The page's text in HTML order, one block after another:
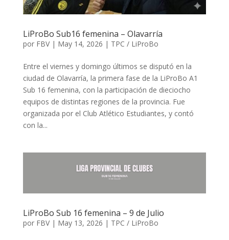
LiProBo Sub16 femenina – Olavarría
por FBV| May 14, 2026 | TPC / LiProBo
Entre el viernes y domingo últimos se disputó en la
ciudad de Olavarría, la primera fase de la LiProBo A1
Sub 16 femenina, con la participación de dieciocho
equipos de distintas regiones de la provincia. Fue
organizada por el Club Atlético Estudiantes, y contó
con la...
LiProBo Sub 16 femenina – 9 de Julio
por FBV| May 13, 2026 | TPC / LiProBo